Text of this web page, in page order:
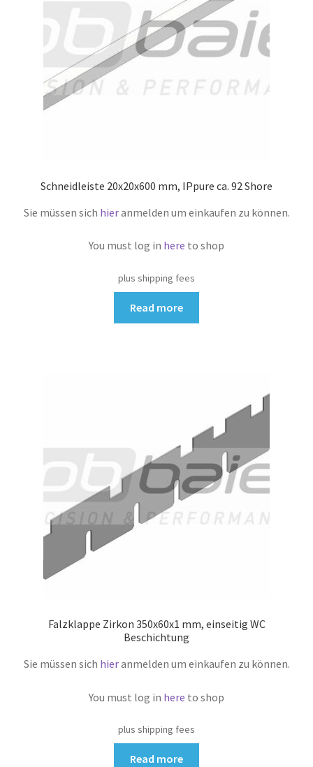
Schneidleiste 20x20x600 mm, IPpure ca. 92 Shore
Sie müssen sich hieranmelden um einkaufen zu können.
You must log in here to shop
plus shipping fees
Read more
Falzklappe Zirkon 350x60x1 mm, einseitig WC
Beschichtung
Sie müssen sich hieranmelden um einkaufen zu können.
You must log in here to shop
plus shipping fees
Read more